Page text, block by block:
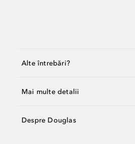
Alte întrebări?
Mai multe detalii
Despre Douglas